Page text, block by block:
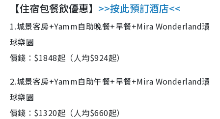
【住宿包餐飲優惠】 >>按此預訂酒店<<
1.城景客房+Yamm自助晚餐+早餐+Mira Wonderland環
球樂園
價錢：$1848起（人均$924起）
2.城景客房+Yamm自助午餐+早餐+Mira Wonderland環
球樂園
價錢：$1320起（人均$660起）